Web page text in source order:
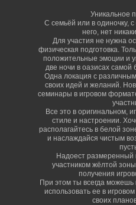
Уникальное
С семьёй или в одиночку,
него, нет
Для участия не нужна
физическая подготовка.
положительные эмоции и
две ночи в оазисах
Одна локация с
своих идей и желаний.
семинары в игровом
Все это в оригинальном,
стиле и настроении.
располагайтесь в белой
и наслаждайся чистым
Надоест размеренный
участником жёлтой
получения
При этом ты всегда можешь
использовать ее в
своих